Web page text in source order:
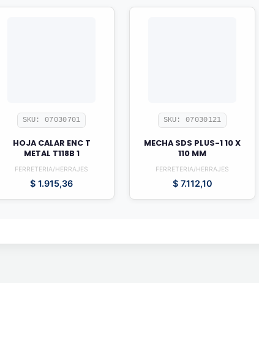
SKU: 07030701
HOJA CALAR ENC T
METAL T118B 1
FERRETERIA/HERRAJES
$ 1.915,36
SKU: 07030121
MECHA SDS PLUS-1 10 X
110 MM
FERRETERIA/HERRAJES
$7.112,10